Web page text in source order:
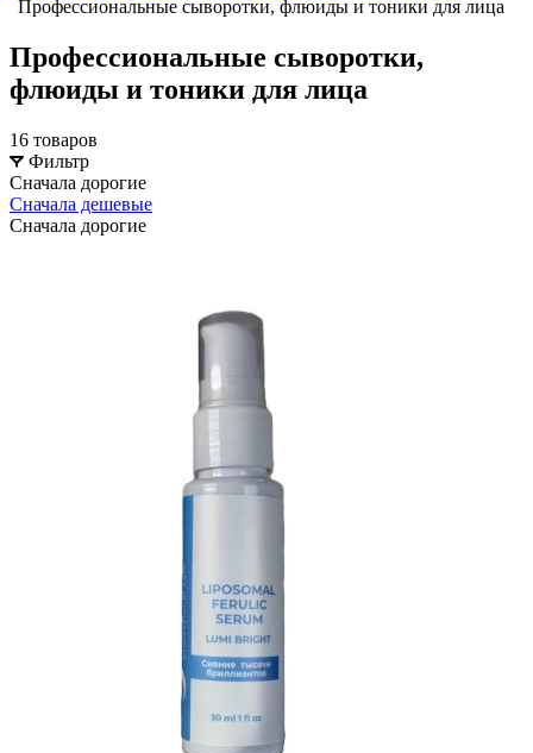
Профессиональные сыворотки, флюиды и тоники для лица
Профессиональные сыворотки,
флюиды и тоники для лица
16 товаров
Фильтр
Сначала дорогие
Сначала дешевые
Сначала дорогие